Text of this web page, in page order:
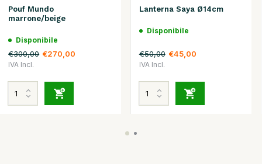
Pouf Mundo
marrone/beige
Disponibile
€300,00 €270,00
IVA Incl.
Lanterna Saya Ø14cm
Disponibile
€50,00 €45,00
IVA Incl.